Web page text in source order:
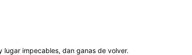
lugar impecables, dan ganas de volver.